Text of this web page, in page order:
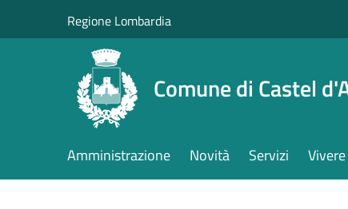
Regione Lombardia
Comune di Castel
Amministrazione Novità Servizi